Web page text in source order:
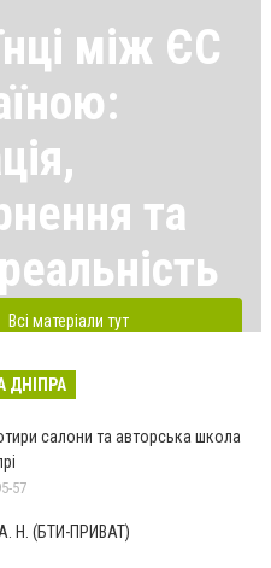
між ЄС
та
Всі матеріали тут
ДНІПРА
салони та авторська школа
57
Н. (БТИ-ПРИВАТ)